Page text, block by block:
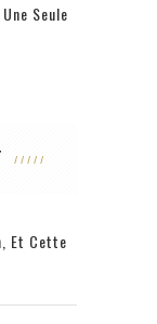
Seule
Et Cette